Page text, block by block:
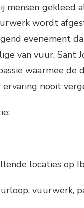
mensen gekleed
wordt
evenement
van vuur, Sant
waarmee de
ervaring nooit
locaties op
vuurwerk,